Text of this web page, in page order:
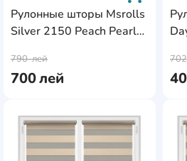
Рулонные шторы Msrolls
Silver 2150 Peach Pearl
700лей
790лей